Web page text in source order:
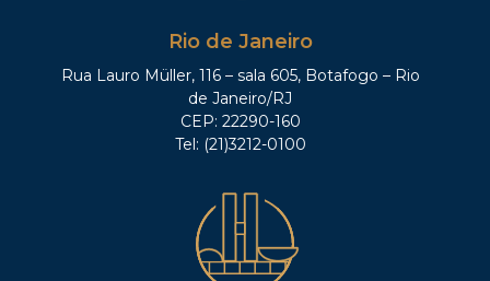
Rio de Janeiro
Rua Lauro Müller, 116 – sala 605, Botafogo – Rio
de Janeiro/RJ
CEP: 22290-160
Tel: (21)3212-0100